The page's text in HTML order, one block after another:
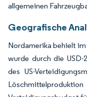
allgemeinen
Geografische
Nordamerika behielt im
wurde durch die USD-
des US-